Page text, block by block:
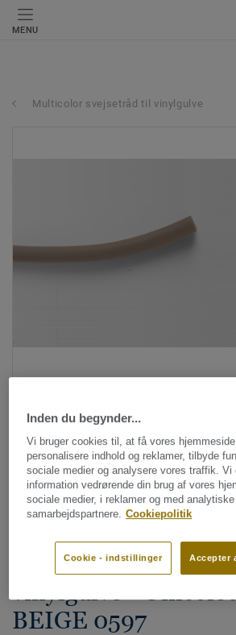
MENU
Multicolor svejsetråd til vinylgulve
Svejsetråde
Multicolor
vinylgulve -
BEIGE 0597
Inden du begynder...
Vi bruger cookies til, at få vores
personalisere indhold og reklamer, tilbyde
sociale medier og analysere vores traffik. Vi
information vedrørende din brug af vores
sociale medier, i reklamer og med analytiske
samarbejdspartnere. Cookiepolitik
Accepter
Cookie - indstillinger